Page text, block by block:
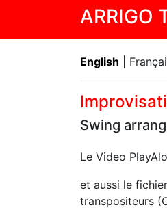
ARRIGO
English |
Swing
Le Video
et aussi le fichier
transpositeurs